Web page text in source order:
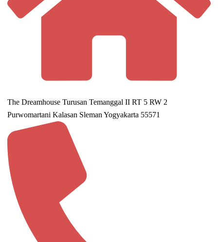
The Dreamhouse Turusan Temanggal II RT 5 RW 2
Purwomartani Kalasan Sleman Yogyakarta 55571